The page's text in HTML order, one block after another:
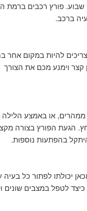
פורץ רכבים ברמת
ברכב.
להיות במקום אחר
קצר וימנע מכם את הצורך
או באמצע הלילה
הגעת הפורץ בצורה
בהפתעות נוספות.
יכולתו לפתור כל בעיה
לטפל במצבים שונים